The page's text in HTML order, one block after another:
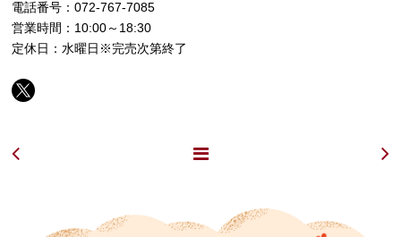
電話番号：072-767-7085
営業時間：10:00～18:30
定休日：水曜日※完売次第終了